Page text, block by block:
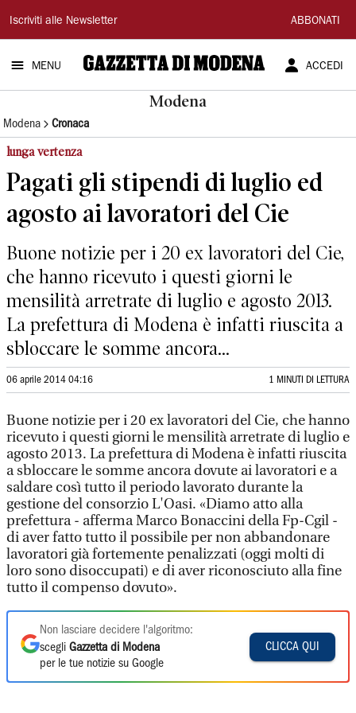
Gazzetta
di
Modena
Iscriviti alle Newsletter ABBONATI
MENU ACCEDI
Modena
Modena Cronaca
lunga vertenza
Pagati gli stipendi di luglio ed
agosto ai lavoratori del Cie
Buone notizie per i 20 ex lavoratori del Cie,
che hanno ricevuto i questi giorni le
mensilità arretrate di luglio e agosto 2013.
La prefettura di Modena è infatti riuscita a
sbloccare le somme ancora...
06 aprile 2014 04:16 1 MINUTI DI LETTURA
Buone notizie per i 20 ex lavoratori del Cie, che hanno
ricevuto i questi giorni le mensilità arretrate di luglio e
agosto 2013. La prefettura di Modena è infatti riuscita
a sbloccare le somme ancora dovute ai lavoratori e a
saldare così tutto il periodo lavorato durante la
gestione del consorzio L'Oasi. «Diamo atto alla
prefettura - afferma Marco Bonaccini della Fp-Cgil -
di aver fatto tutto il possibile per non abbandonare
lavoratori già fortemente penalizzati (oggi molti di
loro sono disoccupati) e di aver riconosciuto alla fine
tutto il compenso dovuto».
Non lasciare decidere l'algoritmo:
scegli Gazzetta di Modena
per le tue notizie su Google
CLICCA QUI